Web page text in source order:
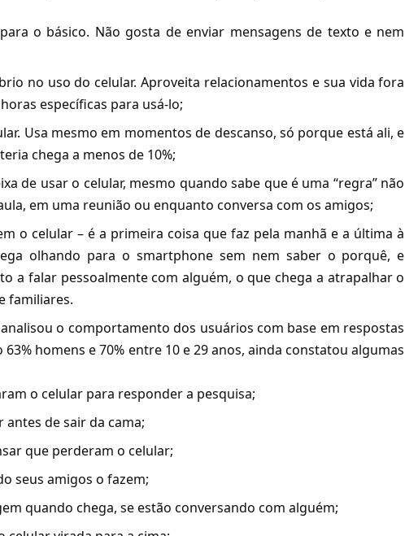
o básico. Não gosta de enviar mensagens de texto e nem
no uso do celular. Aproveita relacionamentos e sua vida fora
específicas para usá-lo;
Usa mesmo em momentos de descanso, só porque está ali, e
chega a menos de 10%;
de usar o celular, mesmo quando sabe que é uma “regra” não
em uma reunião ou enquanto conversa com os amigos;
o celular – é a primeira coisa que faz pela manhã e a última à
olhando para o smartphone sem nem saber o porquê, e
a falar pessoalmente com alguém, o que chega a atrapalhar o
familiares.
o comportamento dos usuários com base em respostas
homens e 70% entre 10 e 29 anos, ainda constatou algumas
o celular para responder a pesquisa;
antes de sair da cama;
que perderam o celular;
seus amigos o fazem;
quando chega, se estão conversando com alguém;